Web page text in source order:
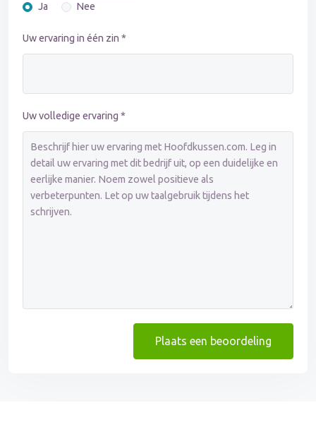
Ja
Nee
Uw ervaring in één zin *
Uw volledige ervaring *
Plaats een beoordeling